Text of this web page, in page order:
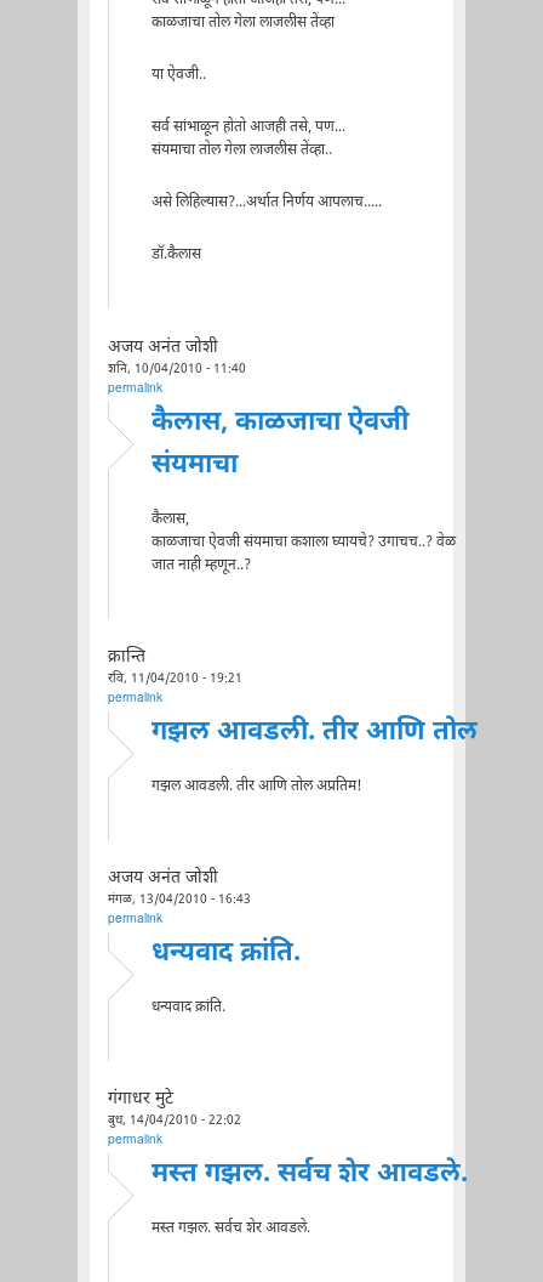
काळजाचा तोल गेला लाजलीस तेंव्हा
या ऐवजी..
सर्व सांभाळून होतो आजही तसे, पण...
संयमाचा तोल गेला लाजलीस तेंव्हा..
असे लिहिल्यास?...अर्थात निर्णय आपलाच.....
डॉ.कैलास
अजय अनंत जोशी
शनि, 10/04/2010 - 11:40
permalink
कैलास, काळजाचा ऐवजी
संयमाचा
कैलास,
काळजाचा ऐवजी संयमाचा कशाला घ्यायचे? उगाचच..? वेळ
जात नाही म्हणून..?
क्रान्ति
रवि, 11/04/2010 - 19:21
permalink
गझल आवडली. तीर आणि तोल
गझल आवडली. तीर आणि तोल अप्रतिम!
अजय अनंत जोशी
मंगळ, 13/04/2010 - 16:43
permalink
धन्यवाद क्रांति.
धन्यवाद क्रांति.
गंगाधर मुटे
बुध, 14/04/2010 - 22:02
permalink
मस्त गझल. सर्वच शेर आवडले.
मस्त गझल. सर्वच शेर आवडले.